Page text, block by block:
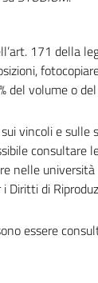
171 della
del volume o
vincoli e sulle
consultare
nelle
Diritti di
essere